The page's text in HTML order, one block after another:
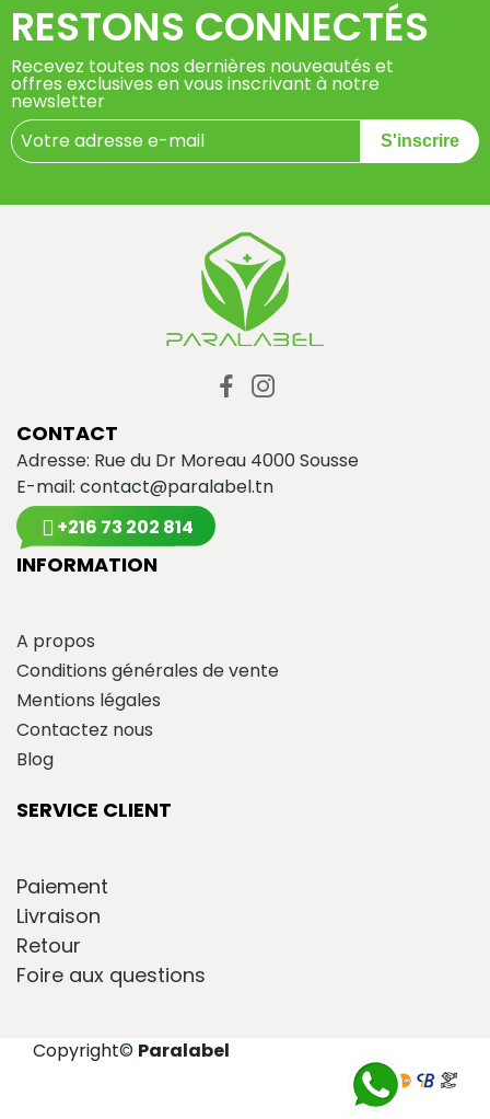
RESTONS CONNECTÉS
Recevez toutes nos dernières nouveautés et
offres exclusives en vous inscrivant à notre
newsletter
S'inscrire
CONTACT
Adresse: Rue du Dr Moreau 4000 Sousse
E-mail: contact@paralabel.tn
+216 73 202 814
INFORMATION
A propos
Conditions générales de vente
Mentions légales
Contactez nous
Blog
SERVICE CLIENT
Paiement
Livraison
Retour
Foire aux questions
Copyright© Paralabel